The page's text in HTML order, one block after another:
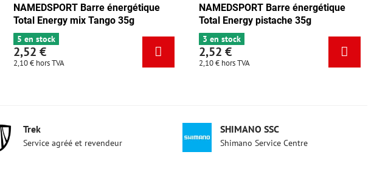
Barre énergétique
Energy mix Caraïbes 35g
hors TVA
NAMEDSPORT Barre énergétique
Total Energy mix Tango 35g
5 en stock
2,52 €
hors TVA
3 en
2,52 €
Trek
Service agréé et revendeur
SHIMANO SSC
Shimano Service Centre